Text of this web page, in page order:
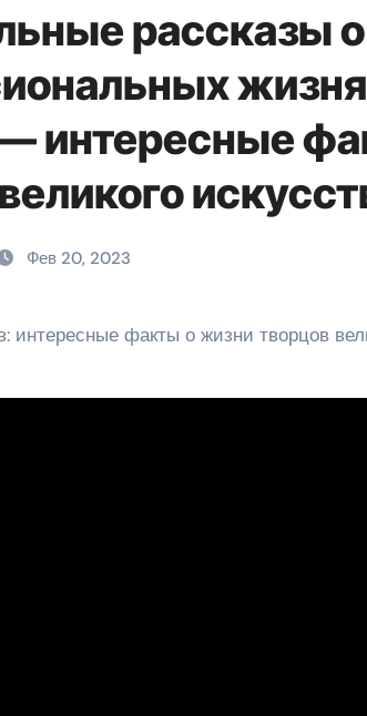
рассказы
интересные
Фев 20, 2023